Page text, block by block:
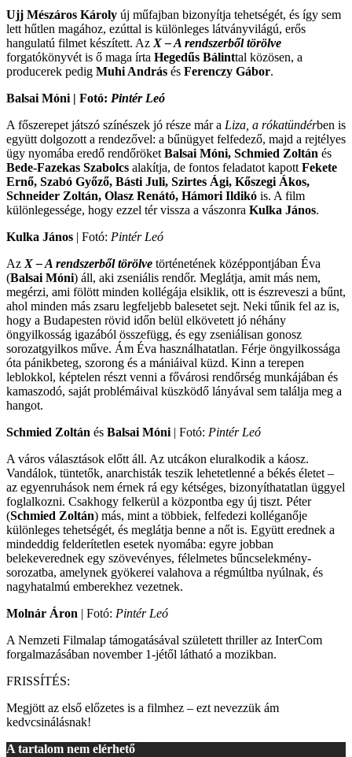
Ujj Mészáros Károly új műfajban bizonyítja tehetségét, és így sem
lett hűtlen magához, ezúttal is különleges látványvilágú, erős
hangulatú filmet készített. AzX – A rendszerből törölve
forgatókönyvét is ő maga írta Hegedűs Bálinttal közösen, a
producerek pedig Muhi András és Ferenczy Gábor.
Balsai Móni| Fotó: Pintér Leó
A főszerepet játszó színészek jó része már a Liza, a rókatündérben is
együtt dolgozott a rendezővel: a bűnügyet felfedező, majd a rejtélyes
ügy nyomába eredő rendőröketBalsai Móni, Schmied Zoltán és
Bede-Fazekas Szabolcs alakítja, de fontos feladatot kapottFekete
Ernő, Szabó Győző, Básti Juli, Szirtes Ági, Kőszegi Ákos,
Schneider Zoltán, Olasz Renátó, Hámori Ildikó is. A film
különlegessége, hogy ezzel tér vissza a vászonra Kulka János.
Kulka János | Fotó: Pintér Leó
AzX – A rendszerből törölve történetének középpontjában Éva
(Balsai Móni) áll, aki zseniális rendőr. Meglátja, amit más nem,
megérzi, ami fölött minden kollégája elsiklik, ott is észreveszi a bűnt,
ahol minden más zsaru legfeljebb balesetet sejt. Neki tűnik fel az is,
hogy a Budapesten rövid időn belül elkövetett jó néhány
öngyilkosság igazából összefügg, és egy zseniálisan gonosz
sorozatgyilkos műve. Ám Éva használhatatlan. Férje öngyilkossága
óta pánikbeteg, szorong és a mániáival küzd. Kinn a terepen
leblokkol, képtelen részt venni a fővárosi rendőrség munkájában és
kamaszodó, saját problémáival küszködő lányával sem találja meg a
hangot.
Schmied Zoltán és Balsai Móni| Fotó: Pintér Leó
A város választások előtt áll. Az utcákon eluralkodik a káosz.
Vandálok, tüntetők, anarchisták teszik lehetetlenné a békés életet –
az egyenruhások nem érnek rá egy kétséges, bizonyíthatatlan üggyel
foglalkozni. Csakhogy felkerül a központba egy új tiszt. Péter
(Schmied Zoltán) más, mint a többiek, felfedezi kolléganője
különleges tehetségét, és meglátja benne a nőt is. Együtt erednek a
mindeddig felderítetlen esetek nyomába: egyre jobban
belekeverednek egy szövevényes, félelmetes bűncselekmény-
sorozatba, amelynek gyökerei valahova a régmúltba nyúlnak, és
nagyhatalmú emberekhez vezetnek.
Molnár Áron | Fotó: Pintér Leó
A Nemzeti Filmalap támogatásával született thriller az InterCom
forgalmazásában november 1-jétől látható a mozikban.
FRISSÍTÉS:
Megjött az első előzetes is a filmhez – ezt nevezzük ám
kedvcsinálásnak!
A tartalom nem elérhető